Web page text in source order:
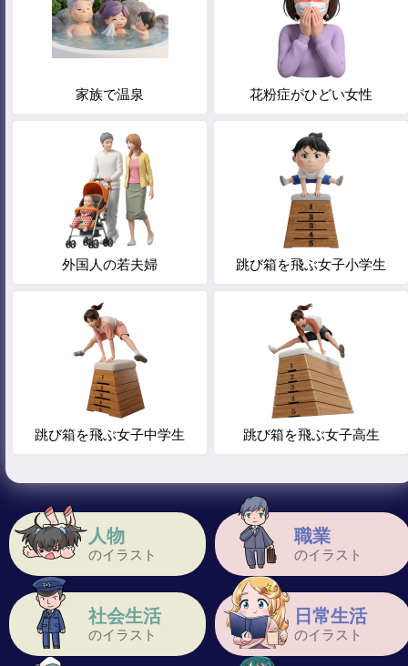
人物
のイラスト
職業
のイラスト
社会生活
のイラスト
日常生活
のイラスト
家族で温泉 花粉症がひどい女性
外国人の若夫婦 跳び箱を飛ぶ女子小学生
跳び箱を飛ぶ女子中学生 跳び箱を飛ぶ女子高生